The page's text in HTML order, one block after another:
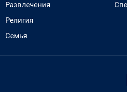
Развлечения
Религия
Семья